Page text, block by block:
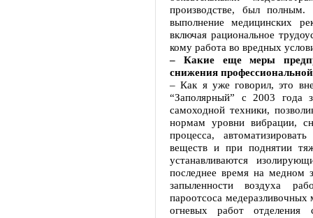
производстве, был полным.
выполнение медицинских
включая рациональное
кому работа во вредных
– Какие еще меры
снижения
– Как я уже говорил, это
“Заполярный” с 2003 года
самоходной техники,
нормам уровни вибрации,
процесса,
веществ и при поднятии
устанавливаются
последнее время на медном
запыленности воздуха
пароотсоса
огневых работ